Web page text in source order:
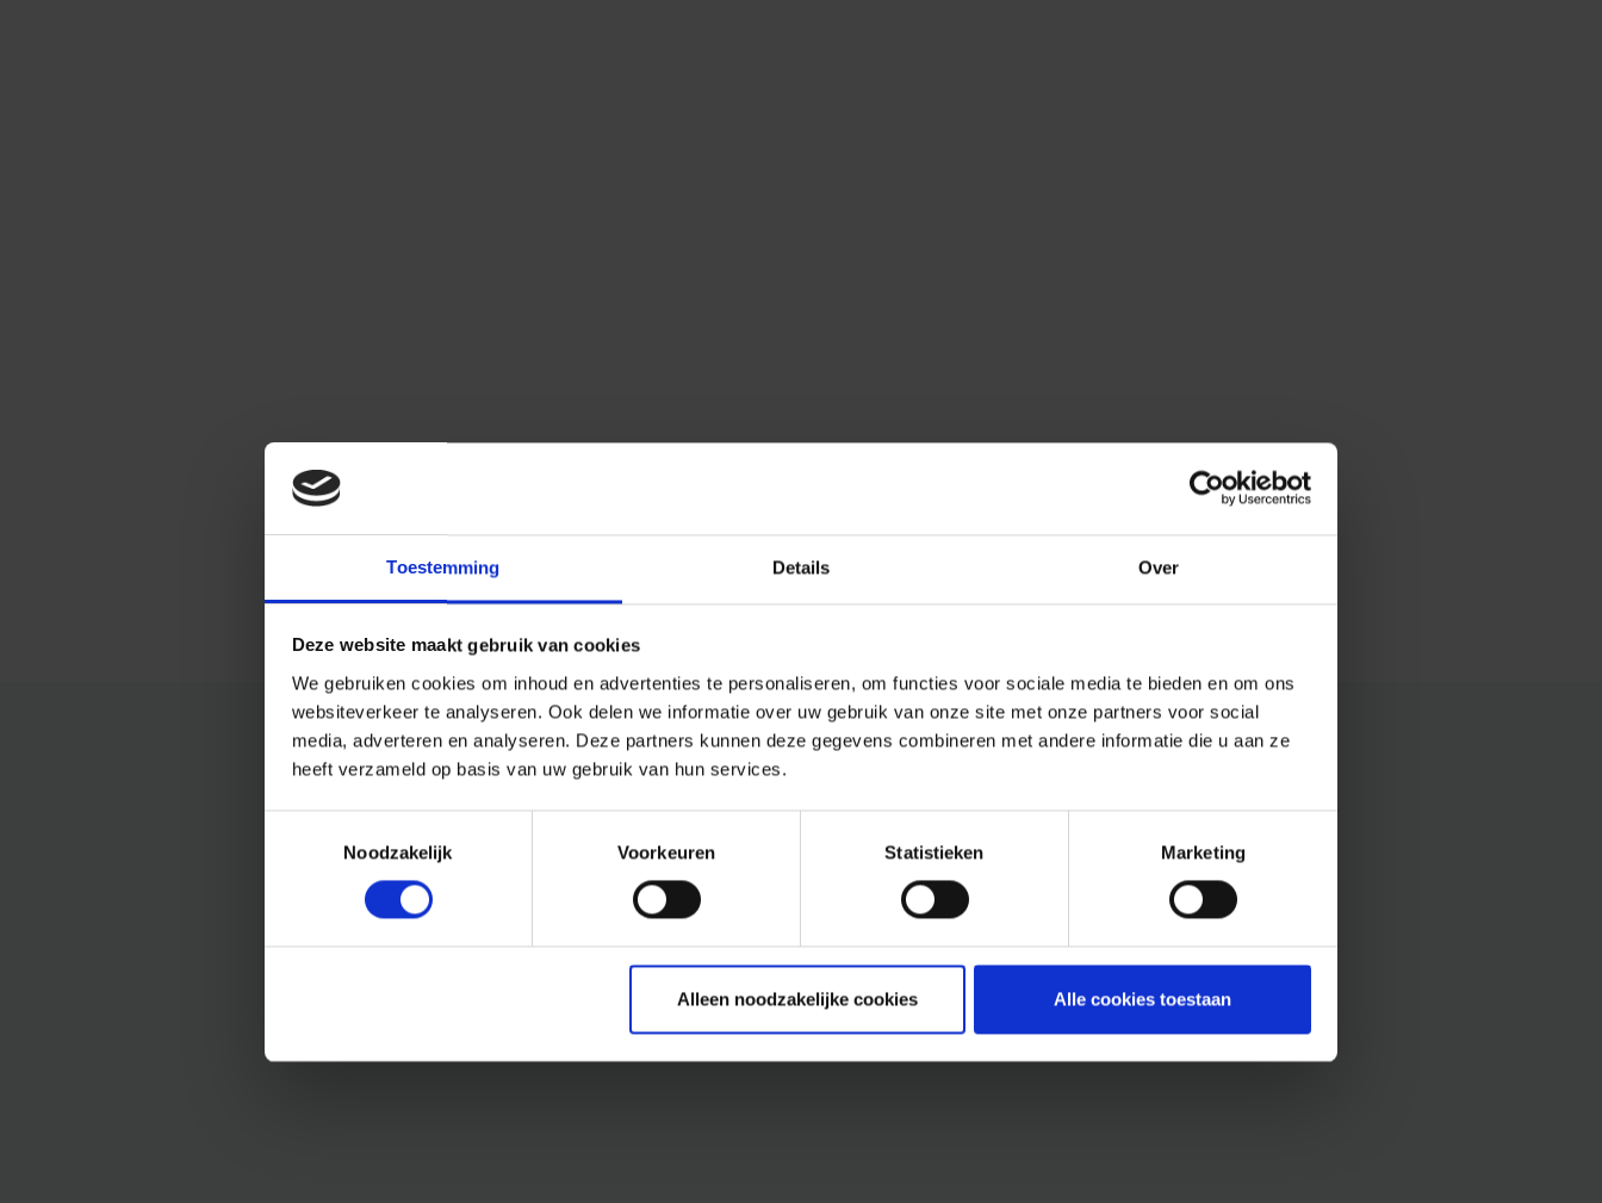
Toestemming Details Over
Deze website maakt gebruik van cookies
We gebruiken cookies om inhoud en advertenties te personaliseren, om functies voor sociale media te bieden en om ons
websiteverkeer te analyseren. Ook delen we informatie over uw gebruik van onze site met onze partners voor social
media, adverteren en analyseren. Deze partners kunnen deze gegevens combineren met andere informatie die u aan ze
heeft verzameld op basis van uw gebruik van hun services.
Noodzakelijk
Voorkeuren Statistieken Marketing
Alleen noodzakelijke cookies Alle cookies toestaan